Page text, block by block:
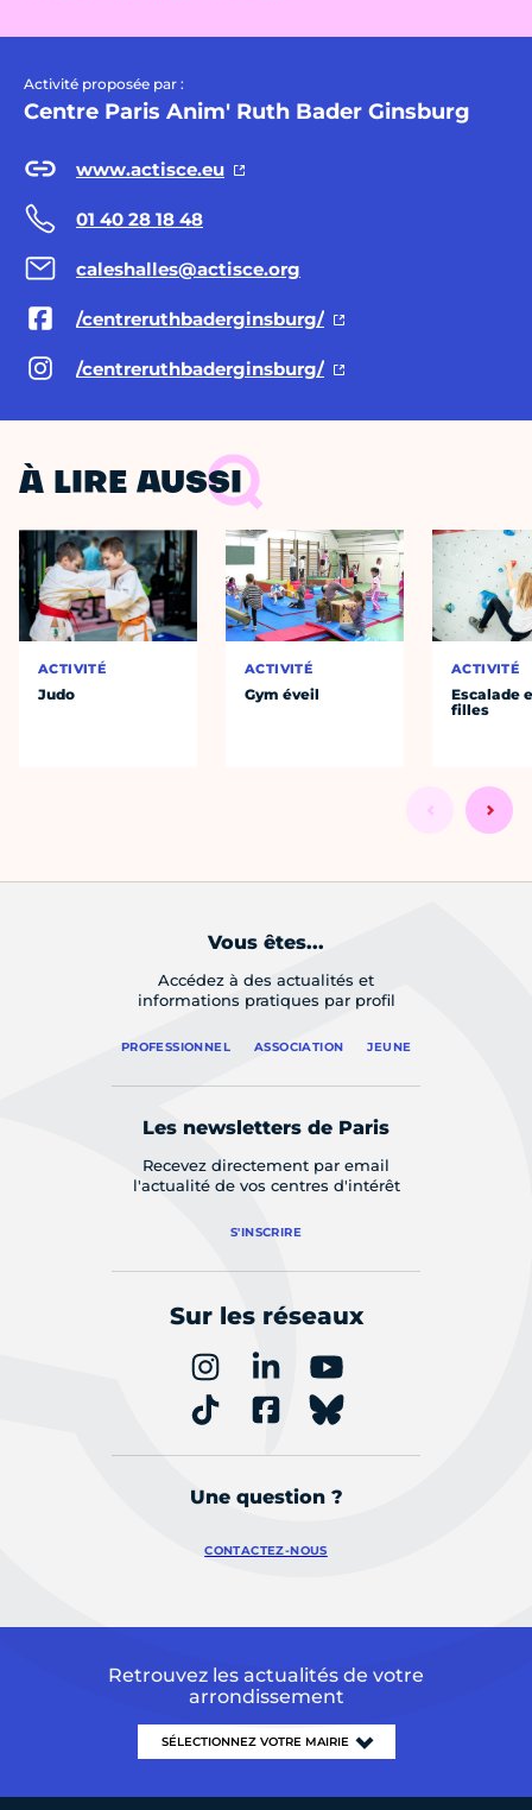
Activité proposée par :
Centre Paris Anim' Ruth Bader Ginsburg
www.actisce.eu
01 40 28 18 48
caleshalles@actisce.org
/centreruthbaderginsburg/
/centreruthbaderginsburg/
À LIRE AUSSI
ACTIVITÉ
Judo
ACTIVITÉ
Gym éveil
ACTIVITÉ
Escalade
filles
Vous êtes...
Accédez à des actualités et
informations pratiques par profil
PROFESSIONNEL ASSOCIATION JEUNE
Les newsletters de Paris
Recevez directement par email
l'actualité de vos centres d'intérêt
S'INSCRIRE
Sur les réseaux
Une question ?
CONTACTEZ-NOUS
Retrouvez les actualités de votre
arrondissement